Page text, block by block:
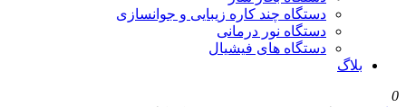
دستگاه چند کاره زیبایی و جوانسازی
دستگاه نور درمانی
دستگاه های فیشیال
بلاگ
0